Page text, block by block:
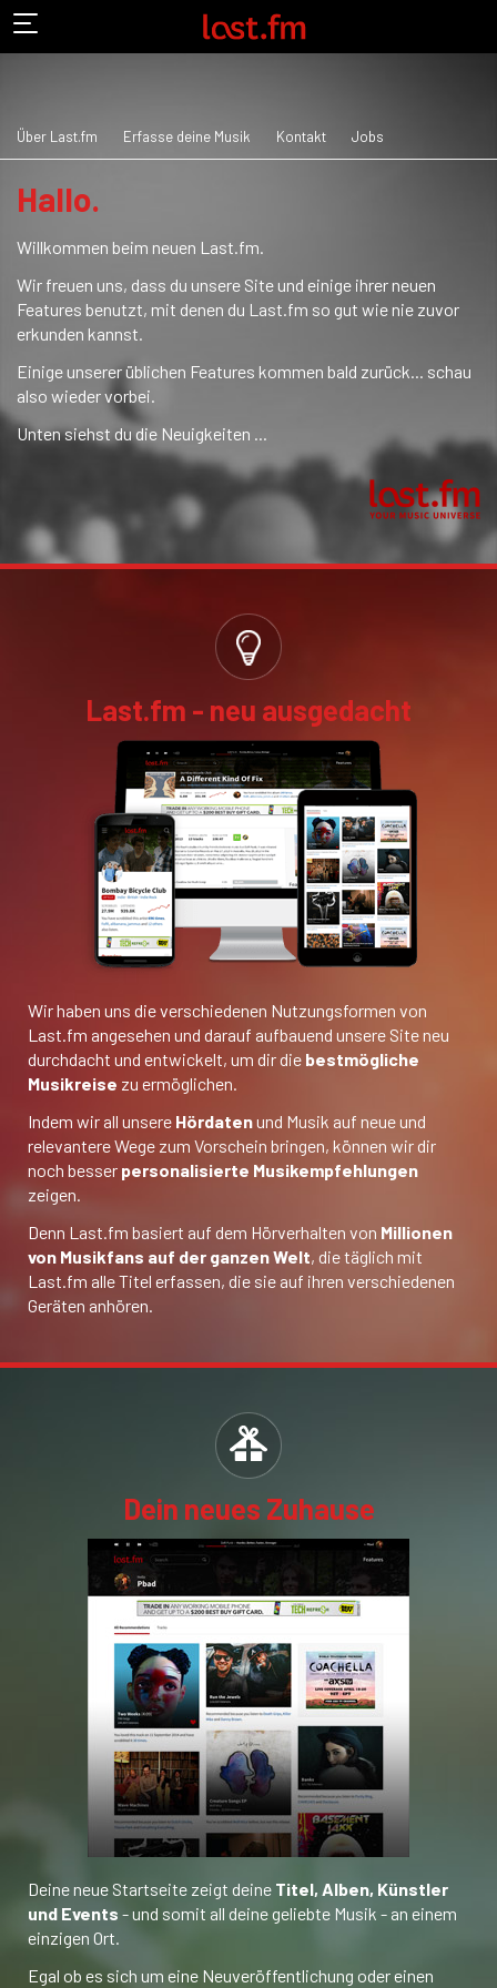
Über Last.fm Erfasse deine Musik Kontakt Jobs
Hallo.
Willkommen beim neuen Last.fm.
Wir freuen uns, dass du unsere Site und einige ihrer neuen
Features benutzt, mit denen du Last.fm so gut wie nie zuvor
erkunden kannst.
Einige unserer üblichen Features kommen bald zurück... schau
also wieder vorbei.
Unten siehst du die Neuigkeiten ...
Last.fm - neu ausgedacht
Wir haben uns die verschiedenen Nutzungsformen von
Last.fm angesehen und darauf aufbauend unsere Site neu
durchdacht und entwickelt, um dir die bestmögliche
Musikreise zu ermöglichen.
Indem wir all unsere Hördatenund Musik auf neue und
relevantere Wege zum Vorschein bringen, können wir dir
noch besser personalisierte Musikempfehlungen
zeigen.
Denn Last.fm basiert auf dem Hörverhalten von Millionen
von Musikfans auf der ganzen Welt, die täglich mit
Last.fm alle Titel erfassen, die sie auf ihren verschiedenen
Geräten anhören.
Dein neues Zuhause
Deine neue Startseite zeigt deine Titel, Alben, Künstler
und Events - und somit all deine geliebte Musik - an einem
einzigen Ort.
Egal ob es sich um eine Neuveröffentlichung oder einen